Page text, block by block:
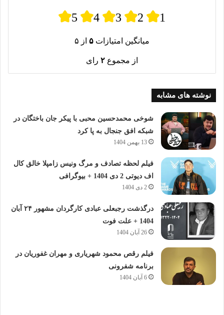
5 4 3 2 1
میانگین امتیازات ۵ از ۵
از مجموع ۲ رای
نوشته های مشابه
شوخی محمدحسین محبی با پیکر جان باختگان در
شبکه افق جنجال به پا کرد
13 بهمن 1404
فیلم لحظه تصادف و مرگ ونیس زامپلا خالق کال
اف دیوتی 2 دی 1404 + بیوگرافی
2 دی 1404
درگذشت رجبعلی عبادی کارگردان مشهور ۲۴ آبان
1404 + علت فوت
26 آبان 1404
فیلم رقص محمود شهریاری و مهران غفوریان در
برنامه شفرونی
6 آبان 1404